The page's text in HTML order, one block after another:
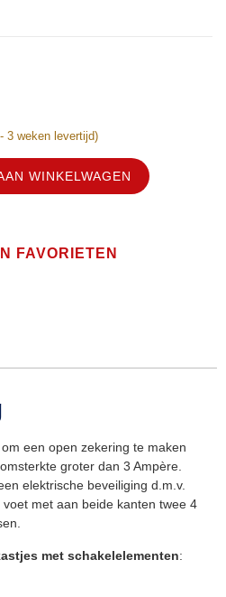
3 weken levertijd)
WINKELWAGEN
FAVORIETEN
een open zekering te maken
groter dan 3 Ampère.
elektrische beveiliging d.m.v.
met aan beide kanten twee 4
met schakelelementen: